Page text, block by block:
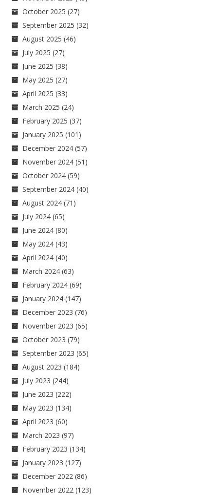
October 2025 (27)
September 2025 (32)
August 2025 (46)
July 2025 (27)
June 2025 (38)
May 2025 (27)
April 2025 (33)
March 2025 (24)
February 2025 (37)
January 2025 (101)
December 2024 (57)
November 2024 (51)
October 2024 (59)
September 2024 (40)
August 2024 (71)
July 2024 (65)
June 2024 (80)
May 2024 (43)
April 2024 (40)
March 2024 (63)
February 2024 (69)
January 2024 (147)
December 2023 (76)
November 2023 (65)
October 2023 (79)
September 2023 (65)
August 2023 (184)
July 2023 (244)
June 2023 (222)
May 2023 (134)
April 2023 (60)
March 2023 (97)
February 2023 (134)
January 2023 (127)
December 2022 (86)
November 2022 (123)